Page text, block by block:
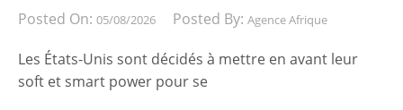
Posted On: 05/08/2026 Posted By: Agence Afrique
Les États-Unis sont décidés à mettre en avant leur
soft et smart power pour se